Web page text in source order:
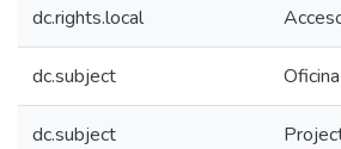
dc.rights.local
dc.subject
dc.subject